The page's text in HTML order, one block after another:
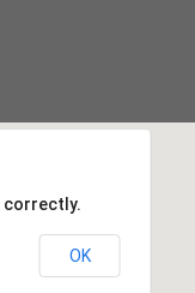
correctly.
OK